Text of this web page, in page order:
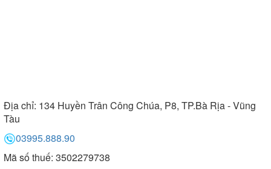
Địa chỉ: 134 Huyền Trân Công Chúa, P8, TP.Bà Rịa - Vũng
Tàu
03995.888.90
Mã số thuế: 3502279738